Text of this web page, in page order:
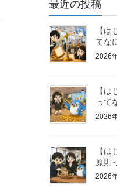
最近の投稿
【
てな
2026
【
って
2026
【
原則
2026